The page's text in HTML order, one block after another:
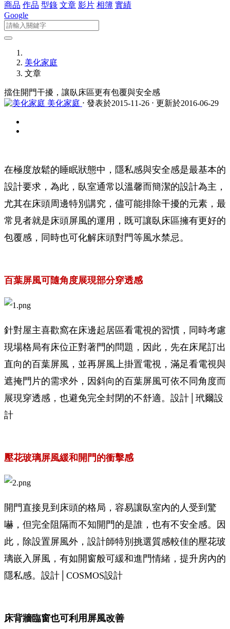
商品 作品 型錄 文章 影片 相簿 實績
Google
美化家庭
文章
擋住開門干擾，讓臥床區更有包覆與安全感
美化家庭 ⋅ 發表於2015-11-26 ⋅ 更新於2016-06-29
在極度放鬆的睡眠狀態中，隱私感與安全感是最基本的
設計要求，為此，臥室通常以溫馨而簡潔的設計為主，
尤其在床頭周邊特別講究，儘可能排除干擾的元素，最
常見者就是床頭屏風的運用，既可讓臥床區擁有更好的
包覆感，同時也可化解床頭對門等風水禁忌。
百葉屏風可隨角度展現部分穿透感
針對屋主喜歡窩在床邊起居區看電視的習慣，同時考慮
現場格局有床位正對著門的問題，因此，先在床尾訂出
直向的百葉屏風，並再屏風上掛置電視，滿足看電視與
遮掩門片的需求外，因斜向的百葉屏風可依不同角度而
展現穿透感，也避免完全封閉的不舒適。設計│玳爾設
計
壓花玻璃屏風緩和開門的衝擊感
開門直接見到床頭的格局，容易讓臥室內的人受到驚
嚇，但完全阻隔而不知開門的是誰，也有不安全感。因
此，除設置屏風外，設計師特別挑選質感較佳的壓花玻
璃嵌入屏風，有如開窗般可緩和進門情緒，提升房內的
隱私感。設計│COSMOS設計
床背牆臨窗也可利用屏風改善